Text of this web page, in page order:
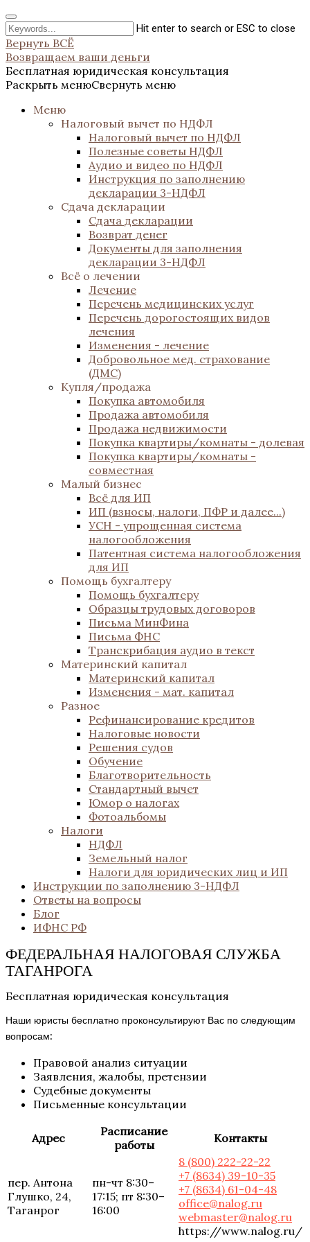
Hit enter to search or ESC to close
Вернуть ВСЁ
Возвращаем ваши деньги
Бесплатная юридическая консультация
Раскрыть менюСвернуть меню
Меню
Налоговый вычет по НДФЛ
Налоговый вычет по НДФЛ
Полезные советы НДФЛ
Аудио и видео по НДФЛ
Инструкция по заполнению
декларации 3-НДФЛ
Сдача декларации
Сдача декларации
Возврат денег
Документы для заполнения
декларации 3-НДФЛ
Всё о лечении
Лечение
Перечень медицинских услуг
Перечень дорогостоящих видов
лечения
Изменения - лечение
Добровольное мед. страхование
(ДМС)
Купля/продажа
Покупка автомобиля
Продажа автомобиля
Продажа недвижимости
Покупка квартиры/комнаты - долевая
Покупка квартиры/комнаты -
совместная
Малый бизнес
Всё для ИП
ИП (взносы, налоги, ПФР и далее...)
УСН - упрощенная система
налогообложения
Патентная система налогообложения
для ИП
Помощь бухгалтеру
Помощь бухгалтеру
Образцы трудовых договоров
Письма МинФина
Письма ФНС
Транскрибация аудио в текст
Материнский капитал
Материнский капитал
Изменения - мат. капитал
Разное
Рефинансирование кредитов
Налоговые новости
Решения судов
Обучение
Благотворительность
Стандартный вычет
Юмор о налогах
Фотоальбомы
Налоги
НДФЛ
Земельный налог
Налоги для юридических лиц и ИП
Инструкции по заполнению 3-НДФЛ
Ответы на вопросы
Блог
ИФНС РФ
ФЕДЕРАЛЬНАЯ НАЛОГОВАЯ СЛУЖБА
ТАГАНРОГА
Бесплатная юридическая консультация
Наши юристы бесплатно проконсультируют Вас по следующим
вопросам:
Правовой анализ ситуации
Заявления, жалобы, претензии
Судебные документы
Письменные консультации
Адрес
Расписание
работы
Контакты
пер. Антона
Глушко, 24,
Таганрог
пн-чт 8:30–
17:15; пт 8:30–
16:00
8 (800) 222-22-22
+7 (8634) 39-10-35
+7 (8634) 61-04-48
office@nalog.ru
webmaster@nalog.ru
https://www.nalog.ru/